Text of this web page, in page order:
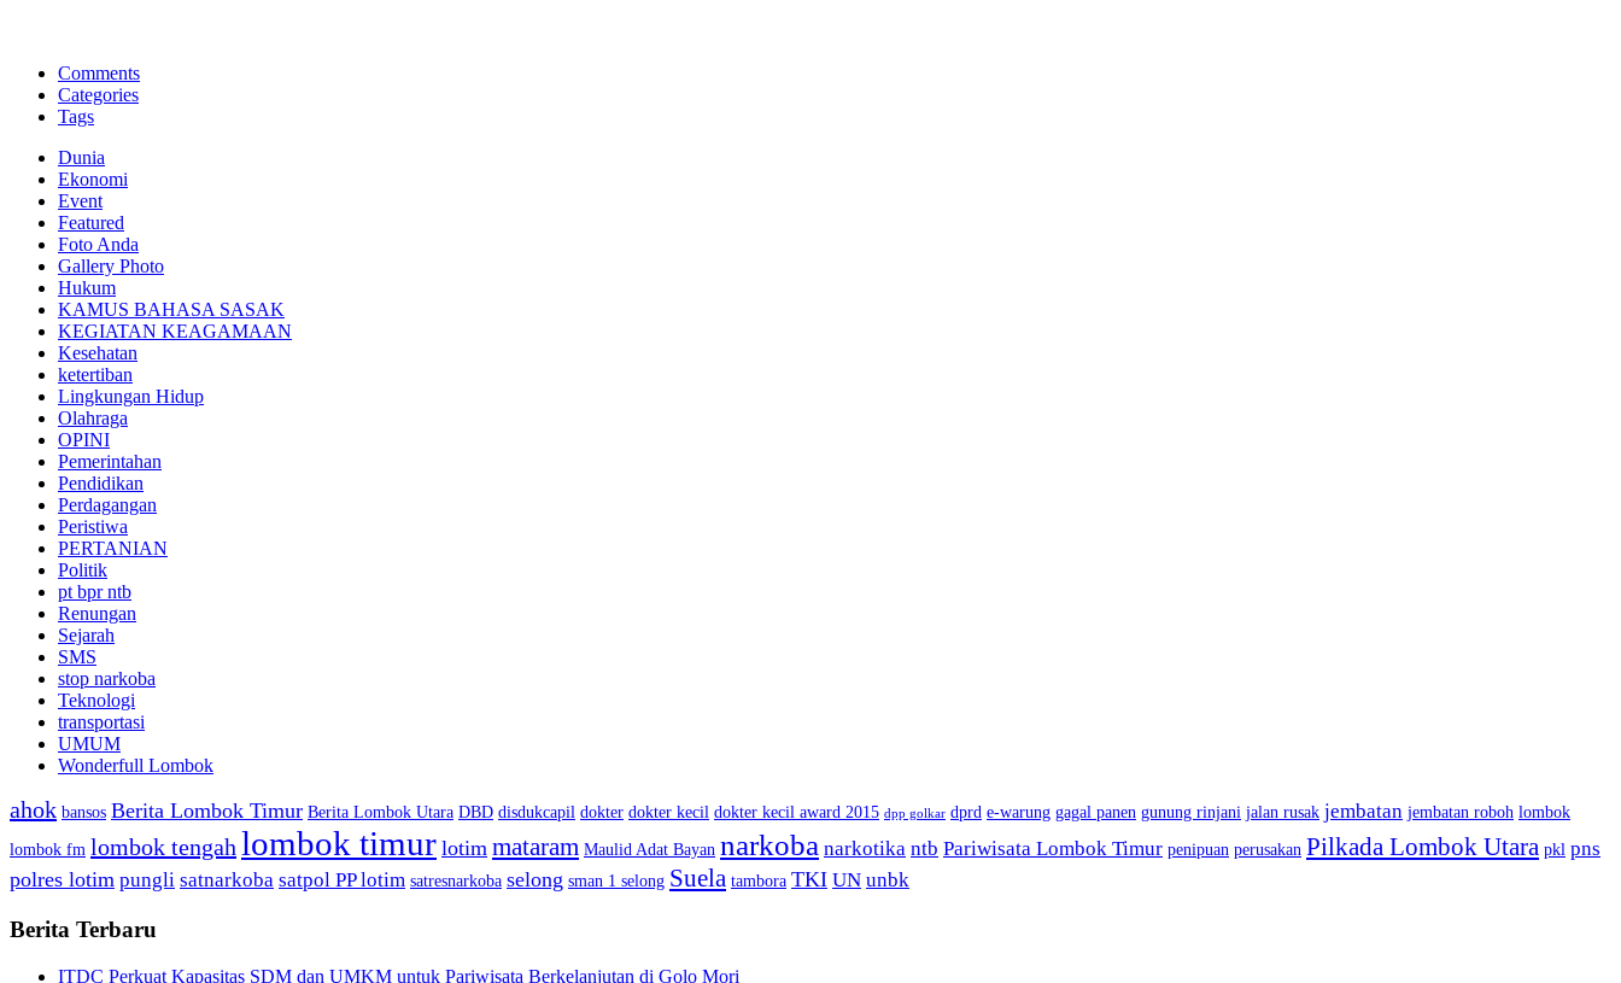
Memberikan yang terbaik sesuai kaidah Islam, kunjungi situs resmi
Comments
Categories
Tags
Dunia
Ekonomi
Event
Featured
Foto Anda
Gallery Photo
Hukum
KAMUS BAHASA SASAK
KEGIATAN KEAGAMAAN
Kesehatan
ketertiban
Lingkungan Hidup
Olahraga
OPINI
Pemerintahan
Pendidikan
Perdagangan
Peristiwa
PERTANIAN
Politik
pt bpr ntb
Renungan
Sejarah
SMS
stop narkoba
Teknologi
transportasi
UMUM
Wonderfull Lombok
ahok bansos Berita Lombok Timur Berita Lombok Utara DBD disdukcapil dokter dokter kecil dokter kecil award 2015 dpp golkar dprd e-warung gagal panen gunung rinjani jalan rusak jembatan jembatan roboh lombok
lombok fm lombok tengah lombok timur lotim mataram Maulid Adat Bayan narkoba narkotika ntb Pariwisata Lombok Timur penipuan perusakan Pilkada Lombok Utara pkl pns
polres lotim pungli satnarkoba satpol PP lotim satresnarkoba selong sman 1 selong Suela tambora TKI UN unbk
Berita Terbaru
ITDC Perkuat Kapasitas SDM dan UMKM untuk Pariwisata Berkelanjutan di Golo Mori